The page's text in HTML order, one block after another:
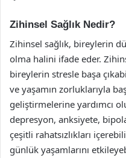
Zihinsel Sağlık Nedir?
Zihinsel sağlık, bireylerin
olma halini ifade eder.
bireylerin stresle başa
ve yaşamın zorluklarıyla
geliştirmelerine yardımcı
depresyon, anksiyete,
çeşitli rahatsızlıkları
günlük yaşamlarını